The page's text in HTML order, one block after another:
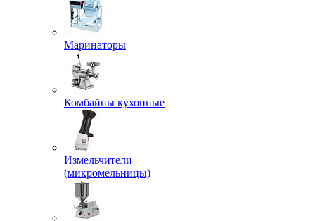
Маринаторы
Комбайны кухонные
Измельчители
(микромельницы)